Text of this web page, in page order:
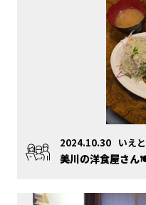
2024.10.30 いえ
美川の洋食屋さ